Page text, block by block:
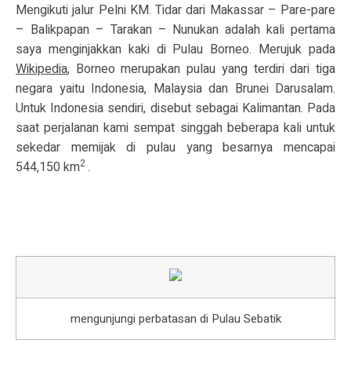
Mengikuti jalur Pelni KM. Tidar dari Makassar – Pare-pare
– Balikpapan – Tarakan – Nunukan adalah kali pertama
saya menginjakkan kaki di Pulau Borneo. Merujuk pada
Wikipedia, Borneo merupakan pulau yang terdiri dari tiga
negara yaitu Indonesia, Malaysia dan Brunei Darusalam.
Untuk Indonesia sendiri, disebut sebagai Kalimantan. Pada
saat perjalanan kami sempat singgah beberapa kali untuk
sekedar memijak di pulau yang besarnya mencapai
544,150 km2.
mengunjungi perbatasan di Pulau Sebatik